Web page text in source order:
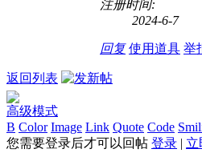
注册时间:
2024-6-7
回复 使用道具 举
返回列表
高级模式
B Color Image Link Quote Code
您需要登录后才可以回帖 登录 | 立